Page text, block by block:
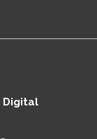
Digital